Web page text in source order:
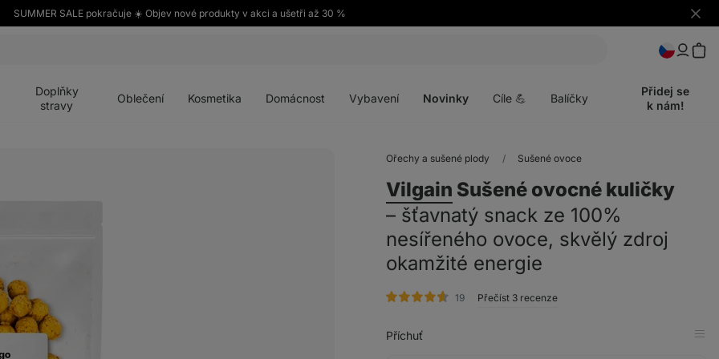
SUMMER SALE pokračuje ☀️ Objev nové produkty v akci a ušetři až 30 %
Skrýt
Doplňky
stravy
Oblečení Kosmetika Domácnost Vybavení Novinky Cíle 💪 Balíčky
Přidej se
k nám!
Ořechy a sušené plody Sušené ovoce
Vilgain Sušené ovocné kuličky
⁠–⁠ šťavnatý snack ze 100%
nesířeného ovoce, skvělý zdroj
okamžité energie
19hodnocení
Přečíst 3 recenze
Příchuť